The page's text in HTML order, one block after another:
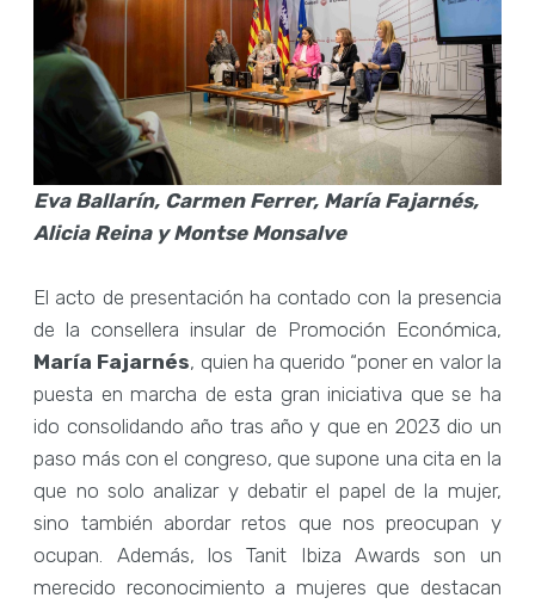
Eva Ballarín, Carmen Ferrer, María Fajarnés,
Alicia Reina y Montse Monsalve
El acto de presentación ha contado con la presencia
de la consellera insular de Promoción Económica,
María Fajarnés, quien ha querido “poner en valor la
puesta en marcha de esta gran iniciativa que se ha
ido consolidando año tras año y que en 2023 dio un
paso más con el congreso, que supone una cita en la
que no solo analizar y debatir el papel de la mujer,
sino también abordar retos que nos preocupan y
ocupan. Además, los Tanit Ibiza Awards son un
merecido reconocimiento a mujeres que destacan